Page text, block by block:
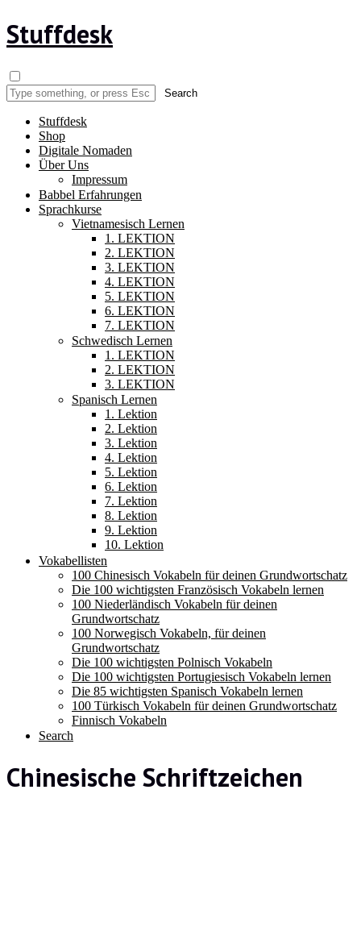
Stuffdesk
Stuffdesk
Shop
Digitale Nomaden
Über Uns
Impressum
Babbel Erfahrungen
Sprachkurse
Vietnamesisch Lernen
1. LEKTION
2. LEKTION
3. LEKTION
4. LEKTION
5. LEKTION
6. LEKTION
7. LEKTION
Schwedisch Lernen
1. LEKTION
2. LEKTION
3. LEKTION
Spanisch Lernen
1. Lektion
2. Lektion
3. Lektion
4. Lektion
5. Lektion
6. Lektion
7. Lektion
8. Lektion
9. Lektion
10. Lektion
Vokabellisten
100 Chinesisch Vokabeln für deinen Grundwortschatz
Die 100 wichtigsten Französisch Vokabeln lernen
100 Niederländisch Vokabeln für deinen
Grundwortschatz
100 Norwegisch Vokabeln, für deinen
Grundwortschatz
Die 100 wichtigsten Polnisch Vokabeln
Die 100 wichtigsten Portugiesisch Vokabeln lernen
Die 85 wichtigsten Spanisch Vokabeln lernen
100 Türkisch Vokabeln für deinen Grundwortschatz
Finnisch Vokabeln
Search
Chinesische Schriftzeichen